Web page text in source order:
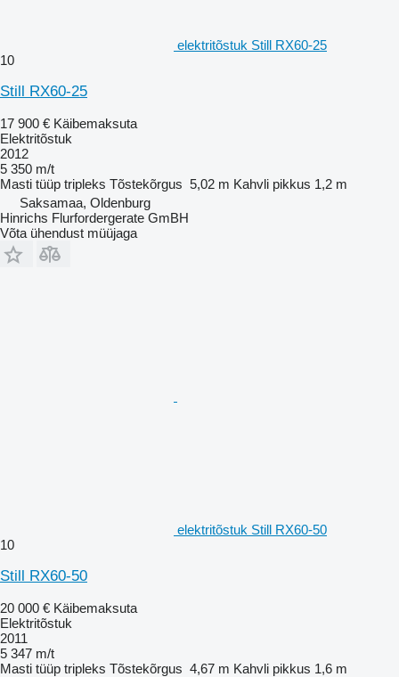
elektritõstuk Still RX60-25
10
Still RX60-25
17 900 € Käibemaksuta
Elektritõstuk
2012
5 350 m/t
Masti tüüp tripleks Tõstekõrgus 5,02 m Kahvli pikkus 1,2 m
Saksamaa, Oldenburg
Hinrichs Flurfordergerate GmBH
Võta ühendust müüjaga
elektritõstuk Still RX60-50
10
Still RX60-50
20 000 € Käibemaksuta
Elektritõstuk
2011
5 347 m/t
Masti tüüp tripleks Tõstekõrgus 4,67 m Kahvli pikkus 1,6 m